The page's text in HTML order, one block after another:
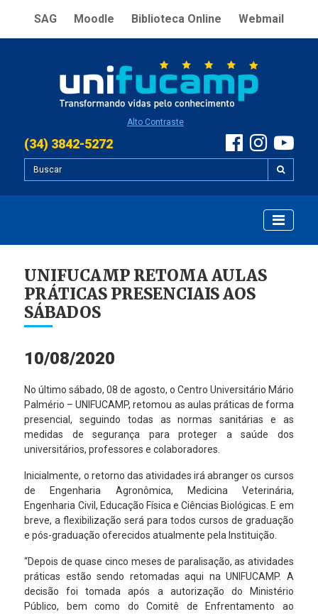
SAG Moodle Biblioteca Online Webmail
Alto Contraste
(34) 3842-5272
UNIFUCAMP RETOMA AULAS
PRÁTICAS PRESENCIAIS AOS
SÁBADOS
10/08/2020
No último sábado, 08 de agosto, o Centro Universitário Mário
Palmério – UNIFUCAMP, retomou as aulas práticas de forma
presencial, seguindo todas as normas sanitárias e as
medidas de segurança para proteger a saúde dos
universitários, professores e colaboradores.
Inicialmente, o retorno das atividades irá abranger os cursos
de Engenharia Agronômica, Medicina Veterinária,
Engenharia Civil, Educação Física e Ciências Biológicas. E em
breve, a flexibilização será para todos cursos de graduação
e pós-graduação oferecidos atualmente pela Instituição.
“Depois de quase cinco meses de paralisação, as atividades
práticas estão sendo retomadas aqui na UNIFUCAMP. A
decisão foi tomada após a autorização do Ministério
Público, bem como do Comitê de Enfrentamento ao